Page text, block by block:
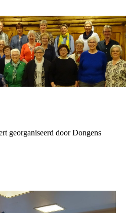
georganiseerd door Dongens